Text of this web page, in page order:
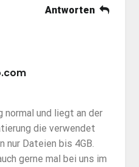
Antworten
normal und liegt an der
die verwendet
nur Dateien bis 4GB.
gerne mal bei uns im